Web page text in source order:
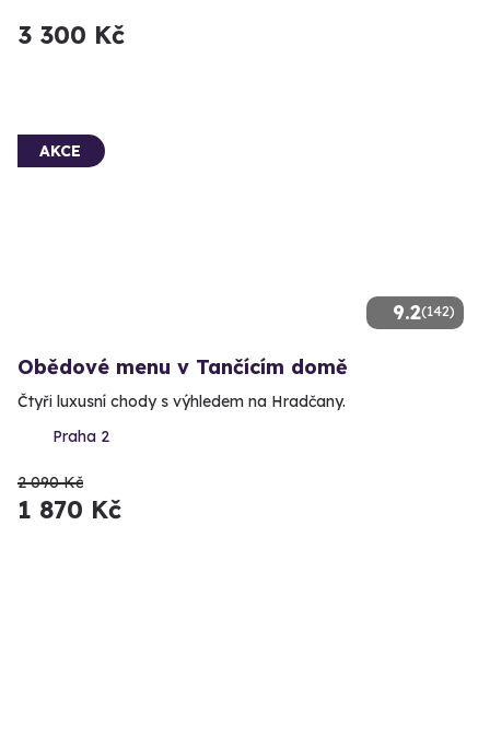
3 300 Kč
9.2(142)
AKCE
Obědové menu v Tančícím domě
Čtyři luxusní chody s výhledem na Hradčany.
Praha 2
2 090 Kč
1 870 Kč